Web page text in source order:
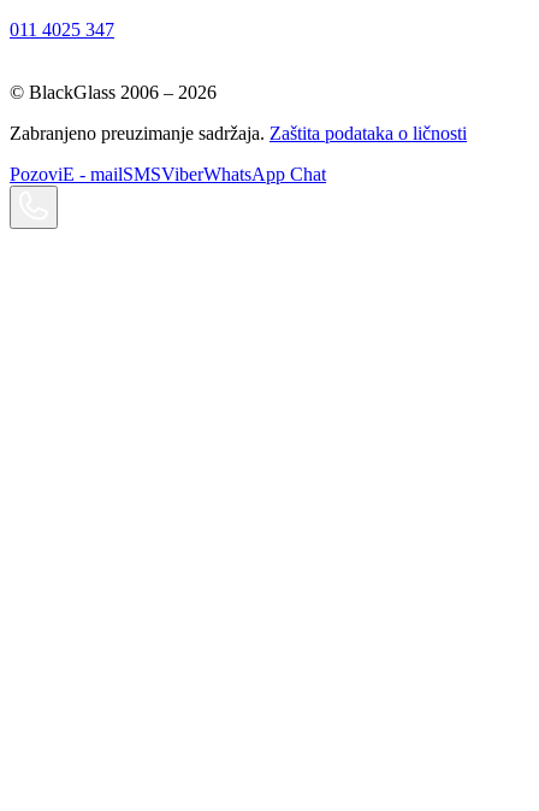
011 4025 347
© BlackGlass 2006 – 2026
Zabranjeno preuzimanje sadržaja. Zaštita podataka o ličnosti
PozoviE - mailSMSViberWhatsApp Chat